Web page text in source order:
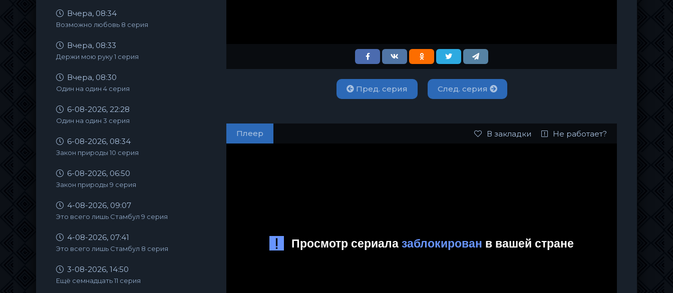
Вчера, 08:34
Возможно любовь 8 серия
Вчера, 08:33
Держи мою руку 1 серия
Вчера, 08:30
Один на один 4 серия
6-08-2026, 22:28
Один на один 3 серия
6-08-2026, 08:34
Закон природы 10 серия
6-08-2026, 06:50
Закон природы 9 серия
4-08-2026, 09:07
Это всего лишь Стамбул 9 серия
4-08-2026, 07:41
Это всего лишь Стамбул 8 серия
3-08-2026, 14:50
Ещё семнадцать 11 серия
Пред. серия След. серия
Плеер В закладки Не работает?